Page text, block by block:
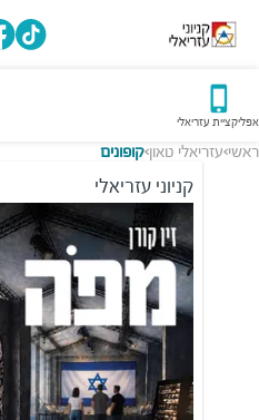
אפליקציית עזריאלי
ראשי>עזריאלי טאון>קופונים
קניוני עזריאלי